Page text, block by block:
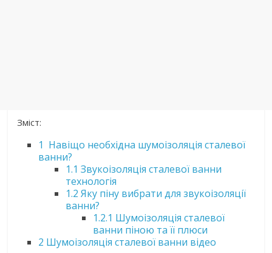
Зміст:
1 Навіщо необхідна шумоізоляція сталевої
ванни?
1.1 Звукоізоляція сталевої ванни
технологія
1.2 Яку піну вибрати для звукоізоляції
ванни?
1.2.1 Шумоізоляція сталевої
ванни піною та її плюси
2 Шумоізоляція сталевої ванни відео